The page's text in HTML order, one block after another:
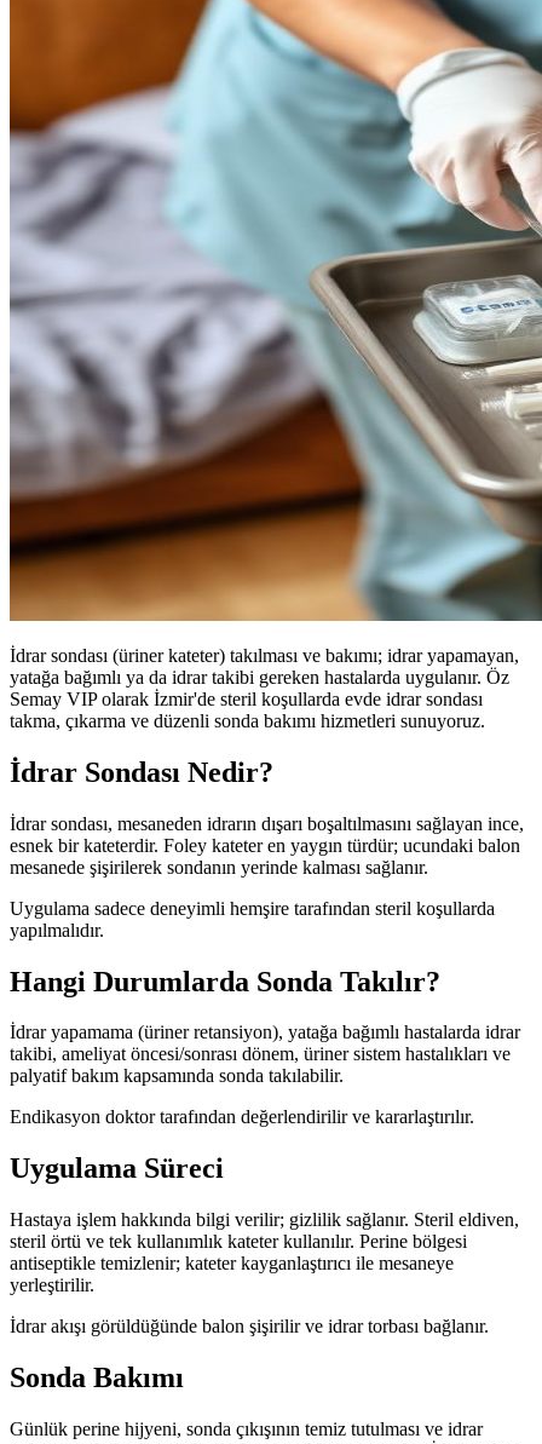
İdrar sondası (üriner kateter) takılması ve bakımı; idrar yapamayan,
yatağa bağımlı ya da idrar takibi gereken hastalarda uygulanır. Öz
Semay VIP olarak İzmir'de steril koşullarda evde idrar sondası
takma, çıkarma ve düzenli sonda bakımı hizmetleri sunuyoruz.
İdrar Sondası Nedir?
İdrar sondası, mesaneden idrarın dışarı boşaltılmasını sağlayan ince,
esnek bir kateterdir. Foley kateter en yaygın türdür; ucundaki balon
mesanede şişirilerek sondanın yerinde kalması sağlanır.
Uygulama sadece deneyimli hemşire tarafından steril koşullarda
yapılmalıdır.
Hangi Durumlarda Sonda Takılır?
İdrar yapamama (üriner retansiyon), yatağa bağımlı hastalarda idrar
takibi, ameliyat öncesi/sonrası dönem, üriner sistem hastalıkları ve
palyatif bakım kapsamında sonda takılabilir.
Endikasyon doktor tarafından değerlendirilir ve kararlaştırılır.
Uygulama Süreci
Hastaya işlem hakkında bilgi verilir; gizlilik sağlanır. Steril eldiven,
steril örtü ve tek kullanımlık kateter kullanılır. Perine bölgesi
antiseptikle temizlenir; kateter kayganlaştırıcı ile mesaneye
yerleştirilir.
İdrar akışı görüldüğünde balon şişirilir ve idrar torbası bağlanır.
Sonda Bakımı
Günlük perine hijyeni, sonda çıkışının temiz tutulması ve idrar